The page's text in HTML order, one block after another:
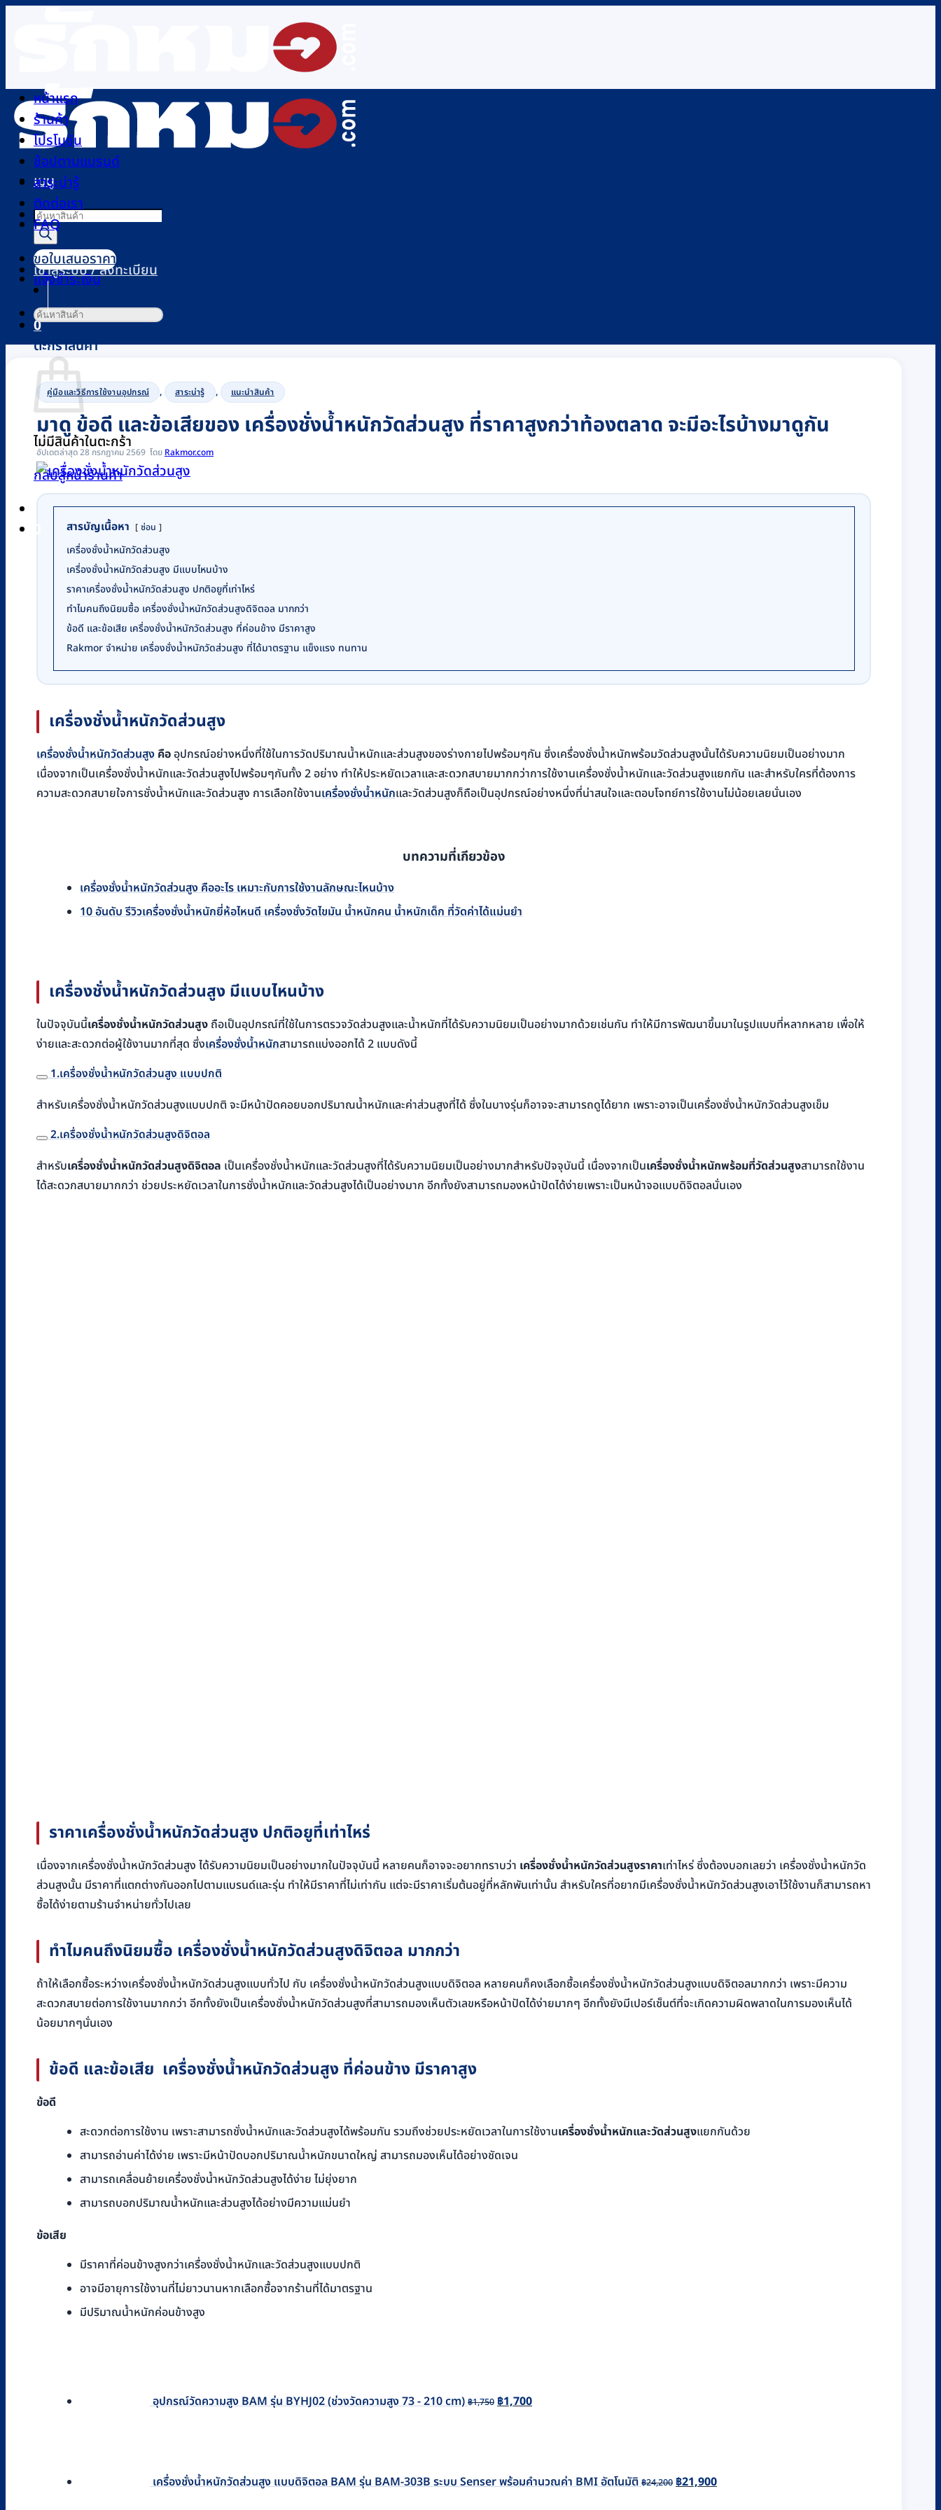
เมนู
Products
search
เข้าสู่ระบบ / ลงทะเบียน
0
ตะกร้าสินค้า
ไม่มีสินค้าในตะกร้า
กลับสู่หน้าร้านค้า
0
หน้าแรก
ร้านค้า
โปรโมชัน
ช้อปตามแบรนด์
สาระน่ารู้
ติดต่อเรา
FAQ
ขอใบเสนอราคา
แจ้งชำระเงิน
ค้นหา:
คู่มือและวิธีการใช้งานอุปกรณ์ , สาระน่ารู้ , แนะนำสินค้า
มาดู ข้อดี และข้อเสียของ เครื่องชั่งน้ำหนักวัดส่วนสูง ที่ราคาสูงกว่าท้องตลาด จะมีอะไรบ้างมาดูกัน
อัปเดตล่าสุด 28 กรกฎาคม 2569 Rakmor.com
สารบัญเนื้อหา ซ่อน
เครื่องชั่งน้ำหนักวัดส่วนสูง
เครื่องชั่งน้ำหนักวัดส่วนสูง มีแบบไหนบ้าง
ราคาเครื่องชั่งน้ำหนักวัดส่วนสูง ปกติอยูที่เท่าไหร่
ทำไมคนถึงนิยมซื้อ เครื่องชั่งน้ำหนักวัดส่วนสูงดิจิตอล มากกว่า
ข้อดี และข้อเสีย เครื่องชั่งน้ำหนักวัดส่วนสูง ที่ค่อนข้าง มีราคาสูง
Rakmor จำหน่าย เครื่องชั่งน้ำหนักวัดส่วนสูง ที่ได้มาตรฐาน แข็งแรง ทนทาน
เครื่องชั่งน้ำหนักวัดส่วนสูง
เครื่องชั่งน้ำหนักวัดส่วนสูง คือ อุปกรณ์อย่างหนึ่งที่ใช้ในการวัดปริมาณน้ำหนักและส่วนสูงของร่างกายไปพร้อมๆกัน ซึ่งเครื่องชั่งน้ำหนักพร้อมวัดส่วนสูงนั้นได้รับความนิยมเป็นอย่างมาก
เนื่องจากเป็นเครื่องชั่งน้ำหนักและวัดส่วนสูงไปพร้อมๆกันทั้ง 2 อย่าง ทำให้ประหยัดเวลาและสะดวกสบายมากกว่าการใช้งานเครื่องชั่งน้ำหนักและวัดส่วนสูงแยกกัน และสำหรับใครที่ต้องการ
ความสะดวกสบายใจการชั่งน้ำหนักและวัดส่วนสูง การเลือกใช้งานเครื่องชั่งน้ำหนักและวัดส่วนสูงก็ถือเป็นอุปกรณ์อย่างหนึ่งที่น่าสนใจและตอบโจทย์การใช้งานไม่น้อยเลยนั่นเอง
บทความที่เกียวข้อง
เครื่องชั่งน้ำหนักวัดส่วนสูง คืออะไร เหมาะกับการใช้งานลักษณะไหนบ้าง
10 อันดับ รีวิวเครื่องชั่งน้ำหนักยี่ห้อไหนดี เครื่องชั่งวัดไขมัน น้ำหนักคน น้ำหนักเด็ก ที่วัดค่าได้แม่นยำ
เครื่องชั่งน้ำหนักวัดส่วนสูง มีแบบไหนบ้าง
ในปัจจุบันนี้เครื่องชั่งน้ำหนักวัดส่วนสูง ถือเป็นอุปกรณ์ที่ใช้ในการตรวจวัดส่วนสูงและน้ำหนักที่ได้รับความนิยมเป็นอย่างมากด้วยเช่นกัน ทำให้มีการพัฒนาขึ้นมาในรูปแบบที่หลากหลาย เพื่อให้
ง่ายและสะดวกต่อผู้ใช้งานมากที่สุด ซึ่งเครื่องชั่งน้ำหนักสามารถแบ่งออกได้ 2 แบบดังนี้
1.เครื่องชั่งน้ำหนักวัดส่วนสูง แบบปกติ
สำหรับเครื่องชั่งน้ำหนักวัดส่วนสูงแบบปกติ จะมีหน้าปัดคอยบอกปริมาณน้ำหนักและค่าส่วนสูงที่ได้ ซึ่งในบางรุ่นก็อาจจะสามารถดูได้ยาก เพราะอาจเป็นเครื่องชั่งน้ำหนักวัดส่วนสูงเข็ม
2.เครื่องชั่งน้ำหนักวัดส่วนสูงดิจิตอล
สำหรับเครื่องชั่งน้ำหนักวัดส่วนสูงดิจิตอล เป็นเครื่องชั่งน้ำหนักและวัดส่วนสูงที่ได้รับความนิยมเป็นอย่างมากสำหรับปัจจุบันนี้ เนื่องจากเป็นเครื่องชั่งน้ำหนักพร้อมที่วัดส่วนสูงสามารถใช้งาน
ได้สะดวกสบายมากกว่า ช่วยประหยัดเวลาในการชั่งน้ำหนักและวัดส่วนสูงได้เป็นอย่างมาก อีกทั้งยังสามารถมองหน้าปัดได้ง่ายเพราะเป็นหน้าจอแบบดิจิตอลนั่นเอง
ราคาเครื่องชั่งน้ำหนักวัดส่วนสูง ปกติอยูที่เท่าไหร่
เนื่องจากเครื่องชั่งน้ำหนักวัดส่วนสูง ได้รับความนิยมเป็นอย่างมากในปัจจุบันนี้ หลายคนก็อาจจะอยากทราบว่า เครื่องชั่งน้ำหนักวัดส่วนสูงราคาเท่าไหร่ ซึ่งต้องบอกเลยว่า เครื่องชั่งน้ำหนักวัด
ส่วนสูงนั้น มีราคาที่แตกต่างกันออกไปตามแบรนด์และรุ่น ทำให้มีราคาที่ไม่เท่ากัน แต่จะมีราคาเริ่มต้นอยู่ที่หลักพันเท่านั้น สำหรับใครที่อยากมีเครื่องชั่งน้ำหนักวัดส่วนสูงเอาไว้ใช้งานก็สามารถหา
ซื้อได้ง่ายตามร้านจำหน่ายทั่วไปเลย
ทำไมคนถึงนิยมซื้อ เครื่องชั่งน้ำหนักวัดส่วนสูงดิจิตอล มากกว่า
ถ้าให้เลือกซื้อระหว่างเครื่องชั่งน้ำหนักวัดส่วนสูงแบบทั่วไป กับ เครื่องชั่งน้ำหนักวัดส่วนสูงแบบดิจิตอล หลายคนก็คงเลือกซื้อเครื่องชั่งน้ำหนักวัดส่วนสูงแบบดิจิตอลมากกว่า เพราะมีความ
สะดวกสบายต่อการใช้งานมากกว่า อีกทั้งยังเป็นเครื่องชั่งน้ำหนักวัดส่วนสูงที่สามารถมองเห็นตัวเลขหรือหน้าปัดได้ง่ายมากๆ อีกทั้งยังมีเปอร์เซ็นต์ที่จะเกิดความผิดพลาดในการมองเห็นได้
น้อยมากๆนั่นเอง
ข้อดี และข้อเสีย เครื่องชั่งน้ำหนักวัดส่วนสูง ที่ค่อนข้าง มีราคาสูง
ข้อดี
สะดวกต่อการใช้งาน เพราะสามารถชั่งน้ำหนักและวัดส่วนสูงได้พร้อมกัน รวมถึงช่วยประหยัดเวลาในการใช้งานเครื่องชั่งน้ำหนักและวัดส่วนสูงแยกกันด้วย
สามารถอ่านค่าได้ง่าย เพราะมีหน้าปัดบอกปริมาณน้ำหนักขนาดใหญ่ สามารถมองเห็นได้อย่างชัดเจน
สามารถเคลื่อนย้ายเครื่องชั่งน้ำหนักวัดส่วนสูงได้ง่าย ไม่ยุ่งยาก
สามารถบอกปริมาณน้ำหนักและส่วนสูงได้อย่างมีความแม่นยำ
ข้อเสีย
มีราคาที่ค่อนข้างสูงกว่าเครื่องชั่งน้ำหนักและวัดส่วนสูงแบบปกติ
อาจมีอายุการใช้งานที่ไม่ยาวนานหากเลือกซื้อจากร้านที่ได้มาตรฐาน
มีปริมาณน้ำหนักค่อนข้างสูง
อุปกรณ์วัดความสูง BAM รุ่น BYHJ02 (ช่วงวัดความสูง 73 - 210 cm) ฿1,750 ฿1,750.
฿1,700฿1,700.
เครื่องชั่งน้ำหนักวัดส่วนสูง แบบดิจิตอล BAM รุ่น BAM-303B ระบบ Senser พร้อมคำนวณค่า BMI อัตโนมัติ ฿24,200 ฿24,200.
฿21,900฿21,900.